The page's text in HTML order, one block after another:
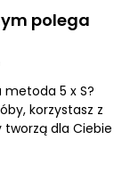
polega
metoda 5 x S?
korzystasz z
tworzą dla Ciebie